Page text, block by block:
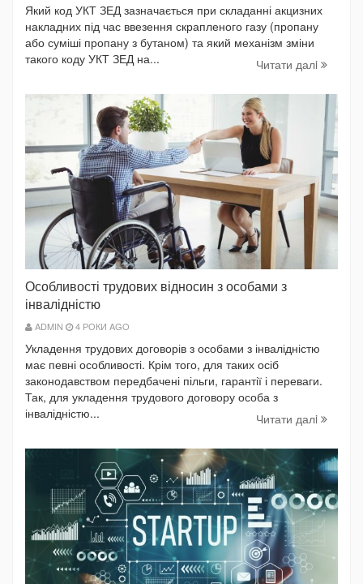
Який код УКТ ЗЕД зазначається при складанні акцизних
накладних під час ввезення скрапленого газу (пропану
або суміші пропану з бутаном) та який механізм зміни
такого коду УКТ ЗЕД на...
Читати далi
Особливості трудових відносин з особами з
інвалідністю
ADMIN 4 РОКИ AGO
Укладення трудових договорів з особами з інвалідністю
має певні особливості. Крім того, для таких осіб
законодавством передбачені пільги, гарантії і переваги.
Так, для укладення трудового договору особа з
інвалідністю...
Читати далi